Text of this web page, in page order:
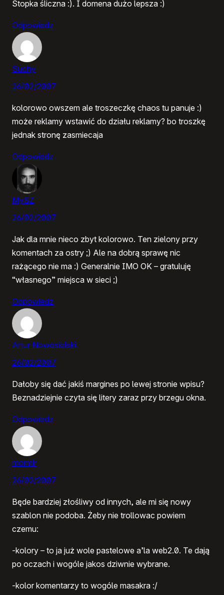
Stopka śliczna :). I domena dużo lepsza :)
Odpowiedz
Suchy
26/02/2007
kolorowo owszem ale troszeczkę chaos tu panuje :)
może reklamy wstawić do działu reklamy? bo troszkę
jednak stronę zasmiecaja
Odpowiedz
MySZ
26/02/2007
Jak dla mnie nieco zbyt kolorowo. Ten zielony przy
komentach za ostry ;) Ale na dobrą sprawę nic
rażącego nie ma :) Generalnie IMO OK – gratuluję
“własnego” miejsca w sieci ;)
Odpowiedz
Artur Nowosielski
26/02/2007
Dałoby się dać jakiś margines po lewej stronie wpisu?
Beznadziejnie czyta się litery zaraz przy brzegu okna.
Odpowiedz
mormir
26/02/2007
Będe bardziej złośliwy od innych, ale mi się nowy
szablon nie podoba. Żeby nie trollowac powiem
czemu:
-kolory – to ja już wole pastelowe a’la web2.0. Te dają
po oczach i wogóle jakos dziwnie wybrane.
-kolor komentarzy to wogóle masakra :/